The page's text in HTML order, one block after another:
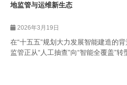
地监管与运维新生态
2026年3月19日
在“十五五”规划大力发展智能建造的
监管正从“人工抽查”向“智能全覆盖”